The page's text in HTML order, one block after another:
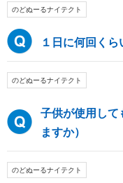
のどぬーるナイテクト
１日に何回く
のどぬーるナイテクト
子供が使用して
ますか）
のどぬーるナイテクト